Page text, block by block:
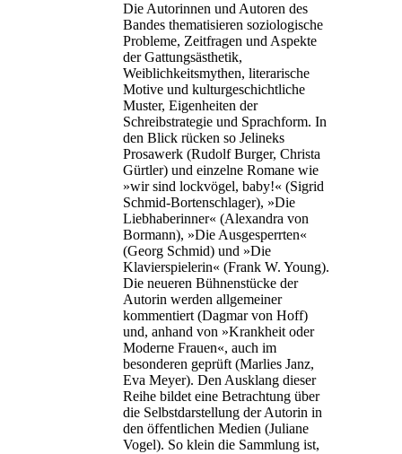
Die Autorinnen und Autoren des
Bandes thematisieren soziologische
Probleme, Zeitfragen und Aspekte
der Gattungsästhetik,
Weiblichkeitsmythen, literarische
Motive und kulturgeschichtliche
Muster, Eigenheiten der
Schreibstrategie und Sprachform. In
den Blick rücken so Jelineks
Prosawerk (Rudolf Burger, Christa
Gürtler) und einzelne Romane wie
»wir sind lockvögel, baby!« (Sigrid
Schmid-Bortenschlager), »Die
Liebhaberinner« (Alexandra von
Bormann), »Die Ausgesperrten«
(Georg Schmid) und »Die
Klavierspielerin« (Frank W. Young).
Die neueren Bühnenstücke der
Autorin werden allgemeiner
kommentiert (Dagmar von Hoff)
und, anhand von »Krankheit oder
Moderne Frauen«, auch im
besonderen geprüft (Marlies Janz,
Eva Meyer). Den Ausklang dieser
Reihe bildet eine Betrachtung über
die Selbstdarstellung der Autorin in
den öffentlichen Medien (Juliane
Vogel). So klein die Sammlung ist,